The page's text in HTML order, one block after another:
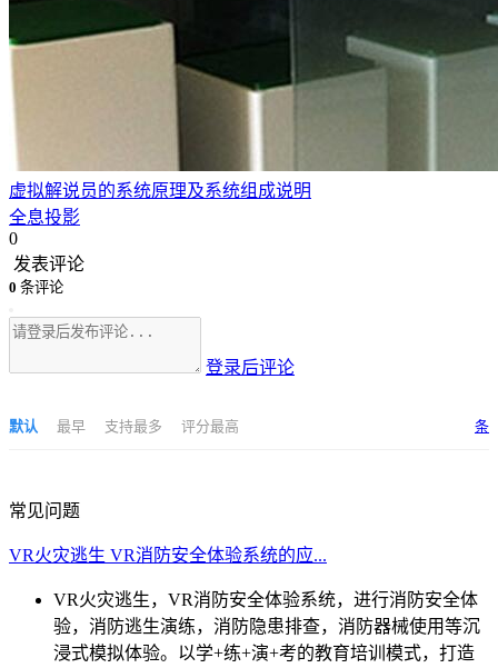
虚拟解说员的系统原理及系统组成说明
全息投影
0
发表评论
0 条评论
登录后评论
默认 最早 支持最多 评分最高 条
常见问题
VR火灾逃生 VR消防安全体验系统的应...
VR火灾逃生，VR消防安全体验系统，进行消防安全体
验，消防逃生演练，消防隐患排查，消防器械使用等沉
浸式模拟体验。以学+练+演+考的教育培训模式，打造